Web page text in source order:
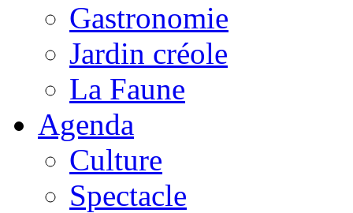
Gastronomie
Jardin créole
La Faune
Agenda
Culture
Spectacle